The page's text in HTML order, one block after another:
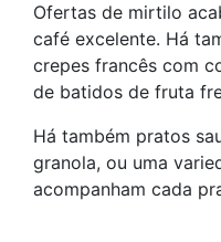
Ofertas de mirtilo
café excelente. Há
crepes francês com
de batidos de fruta
Há também pratos
granola, ou uma
acompanham cada